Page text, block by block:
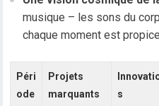
musique – les sons du
chaque moment est
Péri
ode
Projets
marquants
s